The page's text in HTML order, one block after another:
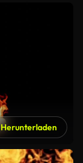
Herunterladen